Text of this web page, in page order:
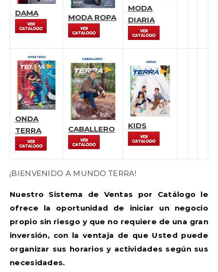
DAMA MODA ROPA
MODA
DIARIA
ONDA
TERRA
CABALLERO KIDS
¡BIENVENIDO A MUNDO TERRA!
Nuestro Sistema de Ventas por Catálogo le
ofrece la oportunidad de iniciar un negocio
propio sin riesgo y que no requiere de una gran
inversión, con la ventaja de que Usted puede
organizar sus horarios y actividades según sus
necesidades.